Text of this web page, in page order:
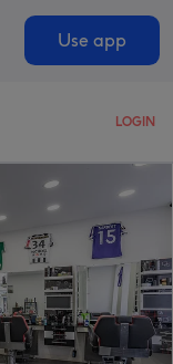
Use app
LOGIN